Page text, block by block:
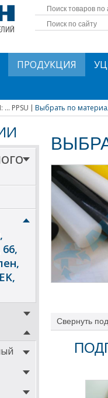
ПРОДУКЦИЯ
PPSU Выбрать по
Свернуть